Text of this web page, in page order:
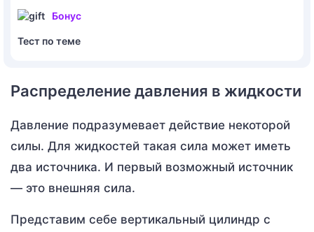
Бонус
Тест по теме
Распределение давления в жидкости
Давление подразумевает действие некоторой
силы. Для жидкостей такая сила может иметь
два источника. И первый возможный источник
— это внешняя сила.
Представим себе вертикальный цилиндр с